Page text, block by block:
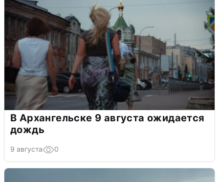
В Архангельске 9 августа ожидается
дождь
9 августа 0